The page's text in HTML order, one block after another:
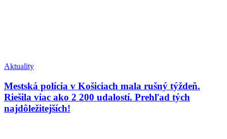
Aktuality
Mestská polícia v Košiciach mala rušný týždeň.
Riešila viac ako 2 200 udalostí. Prehľad tých
najdôležitejších!